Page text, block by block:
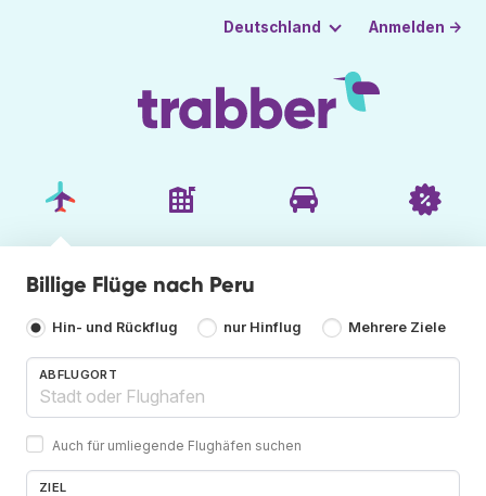
Deutschland Anmelden →
Billige Flüge nach Peru
Hin- und Rückflug nur Hinflug Mehrere Ziele
ABFLUGORT
Auch für umliegende Flughäfen suchen
ZIEL